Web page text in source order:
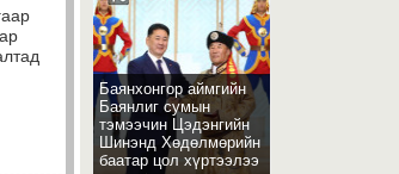
Баянхонгор аймгийн
Баянлиг сумын
тэмээчин Цэдэнгийн
Шинэнд Хөдөлмөрийн
баатар цол хүртээлээ